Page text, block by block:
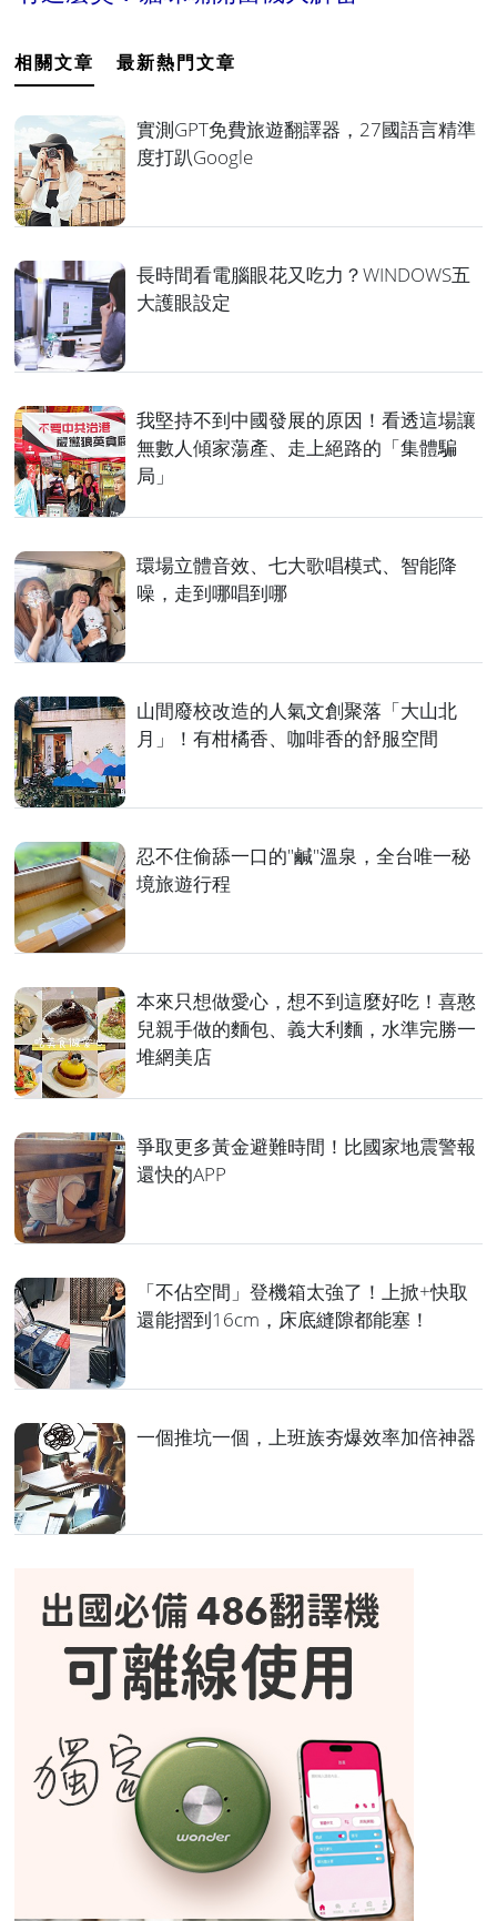
相關文章 最新熱門文章
實測GPT免費旅遊翻譯器，27國語言精準
度打趴Google
長時間看電腦眼花又吃力？WINDOWS五
大護眼設定
我堅持不到中國發展的原因！看透這場讓
無數人傾家蕩產、走上絕路的「集體騙
局」
環場立體音效、七大歌唱模式、智能降
噪，走到哪唱到哪
山間廢校改造的人氣文創聚落「大山北
月」！有柑橘香、咖啡香的舒服空間
忍不住偷舔一口的"鹹"溫泉，全台唯一秘
境旅遊行程
本來只想做愛心，想不到這麼好吃！喜憨
兒親手做的麵包、義大利麵，水準完勝一
堆網美店
爭取更多黃金避難時間！比國家地震警報
還快的APP
「不佔空間」登機箱太強了！上掀+快取
還能摺到16cm，床底縫隙都能塞！
一個推坑一個，上班族夯爆效率加倍神器